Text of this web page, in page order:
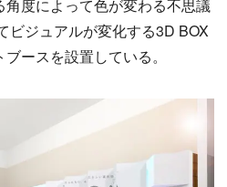
度によって色が変わる不思議
ビジュアルが変化する3D BOX
ースを設置している。